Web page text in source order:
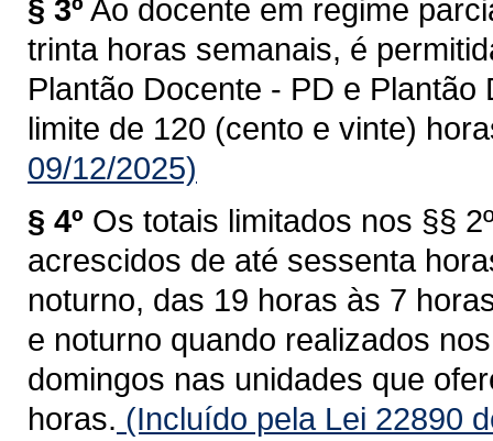
§ 3º Ao docente em regime
trinta horas semanais, é
Plantão Docente - PD e
limite de 120 (cento e vinte)
09/12/2025)
§ 4º Os totais limitados nos §§
acrescidos de até sessenta
noturno, das 19 horas às 7
e noturno quando realizados
domingos nas unidades que
horas. (Incluído pela Lei 22890